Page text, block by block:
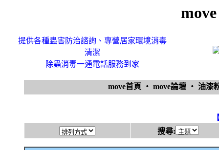
提供各種蟲害防治諮詢、專營居家環境消毒
清潔
除蟲消毒一通電話服務到家
move首頁 ‧ move論壇 ‧ 油漆
搜尋: